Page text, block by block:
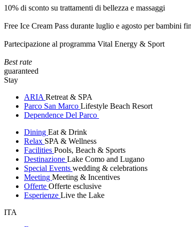
10% di sconto su trattamenti di bellezza e massaggi
Free Ice Cream Pass durante luglio e agosto per bambini
Partecipazione al programma Vital Energy & Sport
Best rate
guaranteed
Stay
ARIA Retreat & SPA
Parco San Marco Lifestyle Beach Resort
Dependence Del Parco
Dining Eat & Drink
Relax SPA & Wellness
Facilities Pools, Beach & Sports
Destinazione Lake Como and Lugano
Special Events wedding & celebrations
Meeting Meeting & Incentives
Offerte Offerte esclusive
Esperienze Live the Lake
ITA